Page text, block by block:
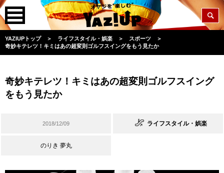
YAZIUPトップ ＞ ライフスタイル・娯楽 ＞ スポーツ
＞
奇妙キテレツ！キミはあの超変則ゴルフスイングをもう見たか
奇妙キテレツ！キミはあの超変則ゴルフスイング
をもう見たか
2018/12/09 ライフスタイル・娯楽
のりき 夢丸